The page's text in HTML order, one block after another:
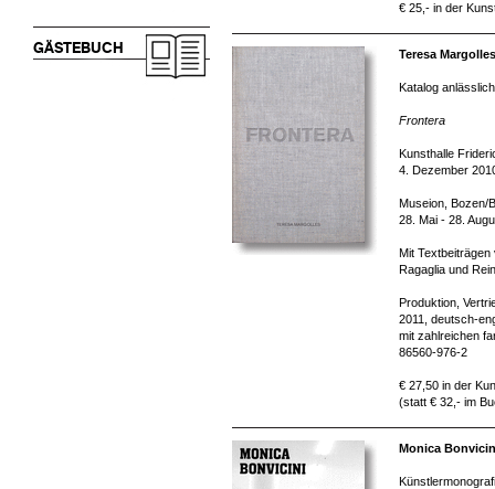
GÄSTEBUCH
€ 25,- in der
Teresa
Katalog
Frontera
Kunsthalle
4. Dezember
Museion, Bozen/
28. Mai - 28.
Mit Textbeiträgen
Ragaglia und
Produktion,
2011, deutsch-
mit zahlreichen
86560-976-2
€ 27,50 in der
(statt € 32,- im
Monica